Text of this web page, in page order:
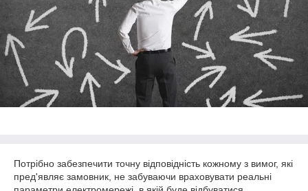
Потрібно забезпечити точну відповідність кожному з вимог, які
пред'являє замовник, не забуваючи враховувати реальні